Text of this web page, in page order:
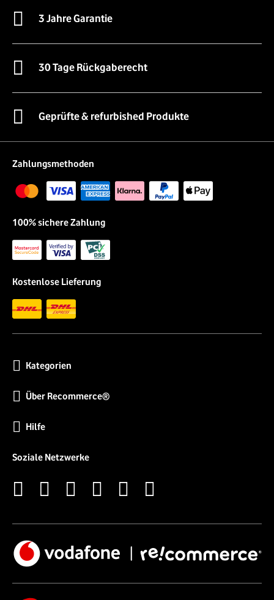
3 Jahre Garantie
30 Tage Rückgaberecht
Geprüfte & refurbished Produkte
Zahlungsmethoden
100% sichere Zahlung
Kostenlose Lieferung
Kategorien
Über Recommerce®
Hilfe
Soziale Netzwerke